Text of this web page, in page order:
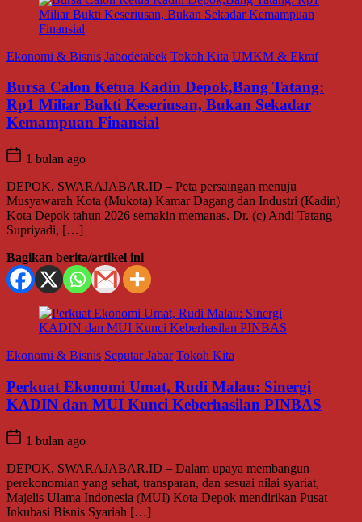
Ekonomi & Bisnis Jabodetabek Tokoh Kita UMKM & Ekraf
Bursa Calon Ketua Kadin Depok,Bang Tatang:
Rp1 Miliar Bukti Keseriusan, Bukan Sekadar
Kemampuan Finansial
1 bulan ago
DEPOK, SWARAJABAR.ID – Peta persaingan menuju
Musyawarah Kota (Mukota) Kamar Dagang dan Industri (Kadin)
Kota Depok tahun 2026 semakin memanas. Dr. (c) Andi Tatang
Supriyadi, […]
Bagikan berita/artikel ini
Ekonomi & Bisnis Seputar Jabar Tokoh Kita
Perkuat Ekonomi Umat, Rudi Malau: Sinergi
KADIN dan MUI Kunci Keberhasilan PINBAS
1 bulan ago
DEPOK, SWARAJABAR.ID – Dalam upaya membangun
perekonomian yang sehat, transparan, dan sesuai nilai syariat,
Majelis Ulama Indonesia (MUI) Kota Depok mendirikan Pusat
Inkubasi Bisnis Syariah […]